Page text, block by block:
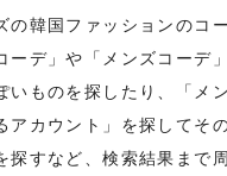
の韓国ファッションのコ
ーデ」や「メンズコーデ
いものを探したり、「メ
アカウント」を探してそ
探すなど、検索結果まで